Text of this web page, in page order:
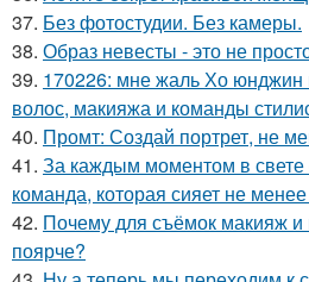
37. Без фотостудии. Без камеры.
38. Образ невесты - это не
39. 170226: мне жаль Хо юнджин
волос, макияжа и команды
40. Промт: Создай портрет, не
41. За каждым моментом в свете
команда, которая сияет не
42. Почему для съёмок макияж
поярче?